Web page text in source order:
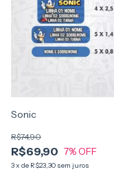
Sonic
R$69,90
R$74,90
7% OFF
3x de R$23,30 sem juros